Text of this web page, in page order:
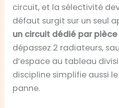
circuit, et la sélectivité
défaut surgit sur un seul
un circuit dédié par pièce
dépassez 2 radiateurs,
d’espace au tableau
discipline simplifie aussi
panne.